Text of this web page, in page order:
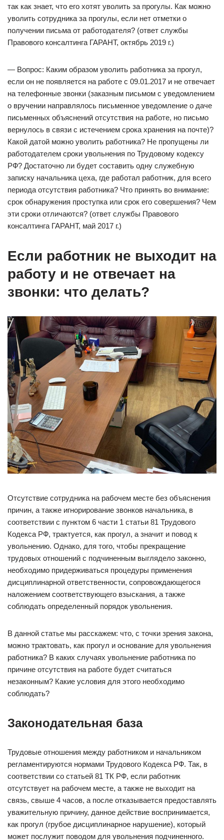
так как знает, что его хотят уволить за прогулы. Как можно
уволить сотрудника за прогулы, если нет отметки о
получении письма от работодателя? (ответ службы
Правового консалтинга ГАРАНТ, октябрь 2019 г.)
— Вопрос: Каким образом уволить работника за прогул,
если он не появляется на работе с 09.01.2017 и не отвечает
на телефонные звонки (заказным письмом с уведомлением
о вручении направлялось письменное уведомление о даче
письменных объяснений отсутствия на работе, но письмо
вернулось в связи с истечением срока хранения на почте)?
Какой датой можно уволить работника? Не пропущены ли
работодателем сроки увольнения по Трудовому кодексу
РФ? Достаточно ли будет составить одну служебную
записку начальника цеха, где работал работник, для всего
периода отсутствия работника? Что принять во внимание:
срок обнаружения проступка или срок его совершения? Чем
эти сроки отличаются? (ответ службы Правового
консалтинга ГАРАНТ, май 2017 г.)
Если работник не выходит на
работу и не отвечает на
звонки: что делать?
Отсутствие сотрудника на рабочем месте без объяснения
причин, а также игнорирование звонков начальника, в
соответствии с пунктом 6 части 1 статьи 81 Трудового
Кодекса РФ, трактуется, как прогул, а значит и повод к
увольнению. Однако, для того, чтобы прекращение
трудовых отношений с подчиненным выглядело законно,
необходимо придерживаться процедуры применения
дисциплинарной ответственности, сопровождающегося
наложением соответствующего взыскания, а также
соблюдать определенный порядок увольнения.
В данной статье мы расскажем: что, с точки зрения закона,
можно трактовать, как прогул и основание для увольнения
работника? В каких случаях увольнение работника по
причине отсутствия на работе будет считаться
незаконным? Какие условия для этого необходимо
соблюдать?
Законодательная база
Трудовые отношения между работником и начальником
регламентируются нормами Трудового Кодекса РФ. Так, в
соответствии со статьей 81 ТК РФ, если работник
отсутствует на рабочем месте, а также не выходит на
связь, свыше 4 часов, а после отказывается предоставлять
уважительную причину, данное действие воспринимается,
как прогул (грубое дисциплинарное нарушение), который
может послужит поводом для увольнения подчиненного.